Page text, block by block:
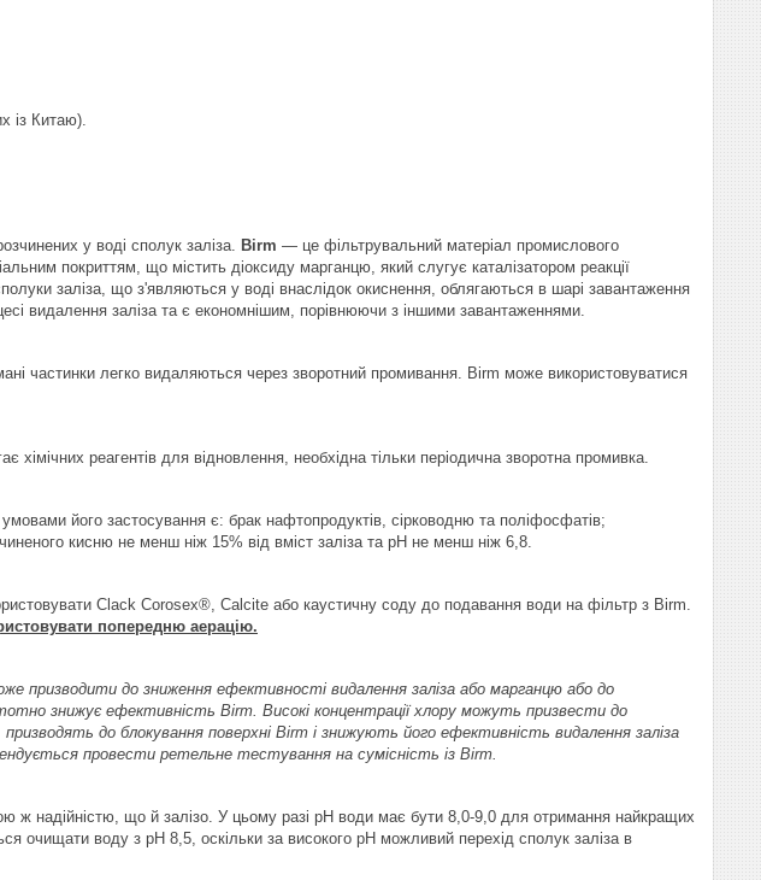
із Китаю).
у воді сполук заліза. Birm — це фільтрувальний матеріал промислового
покриттям, що містить діоксиду марганцю, який слугує каталізатором реакції
заліза, що з'являються у воді внаслідок окиснення, облягаються в шарі завантаження
видалення заліза та є економнішим, порівнюючи з іншими завантаженнями.
частинки легко видаляються через зворотний промивання. Birm може використовуватися
реагентів для відновлення, необхідна тільки періодична зворотна промивка.
його застосування є: брак нафтопродуктів, сірководню та поліфосфатів;
кисню не менш ніж 15% від вміст заліза та pH не менш ніж 6,8.
Clack Corosex®, Calcite або каустичну соду до подавання води на фільтр з Birm.
попередню аерацію.
призводити до зниження ефективності видалення заліза або марганцю або до
знижує ефективність Birm. Високі концентрації хлору можуть призвести до
до блокування поверхні Birm і знижують його ефективність видалення заліза
провести ретельне тестування на сумісність із Birm.
ж надійністю, що й залізо. У цьому разі pH води має бути 8,0-9,0 для отримання найкращих
очищати воду з pH 8,5, оскільки за високого pH можливий перехід сполук заліза в